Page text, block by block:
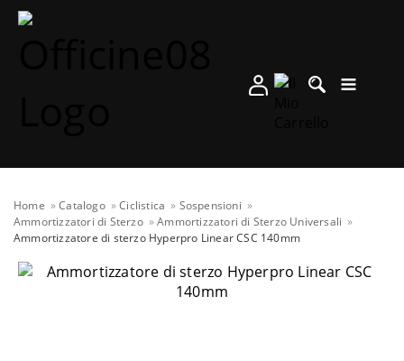
Home Catalogo Ciclistica
Sospensioni
Ammortizzatori di Sterzo
Ammortizzatori di Sterzo Universali
Ammortizzatore di sterzo Hyperpro Linear CSC 140mm